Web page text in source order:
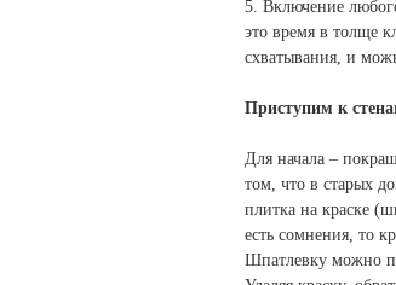
5. Включение
это время в толще
схватывания, и
Приступим к
Для начала –
том, что в старых
плитка на краске
есть сомнения, то
Шпатлевку можно